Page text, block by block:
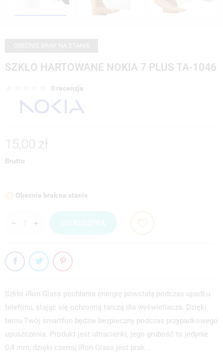
SZKŁO HARTOWANE NOKIA 7 PLUS TA-1046
0 recenzje
15,00 zł
Brutto
 Obecnie brak na stanie
Szkło iRon Glass pochłania energię powstałą podczas upadku
telefonu, stając się ochronną tarczą dla wyświetlacza. Dzięki
temu Twój smartfon będzie bezpieczny podczas przypadkowego
upuszczenia. Produkt jest ultracienki, jego grubość to jedynie
0,4 mm, dzięki czemu iRon Glass jest prak...